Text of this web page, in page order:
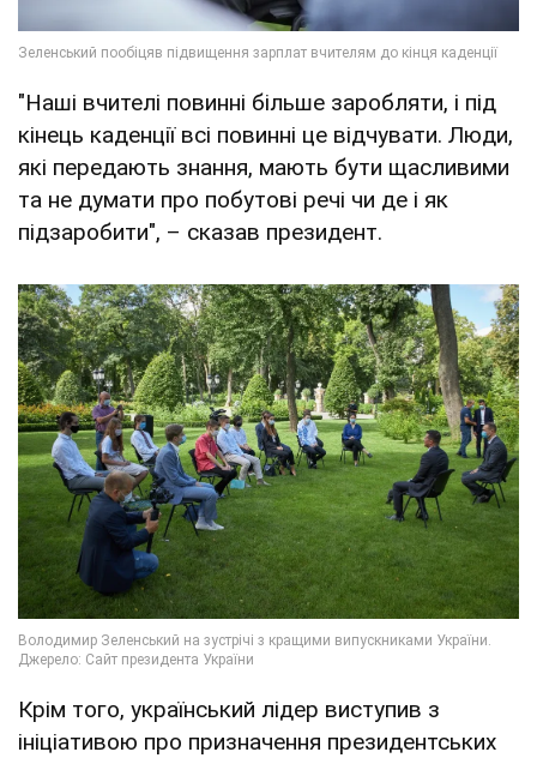
"Наші вчителі повинні більше заробляти, і під
кінець каденції всі повинні це відчувати. Люди,
які передають знання, мають бути щасливими
та не думати про побутові речі чи де і як
підзаробити", – сказав президент.
Крім того, український лідер виступив з
ініціативою про призначення президентських